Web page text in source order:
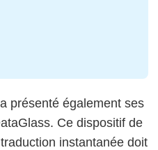
présenté également ses
Ce dispositif de
instantanée doit